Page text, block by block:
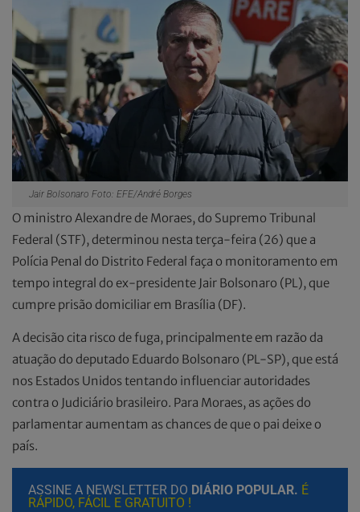
Jair Bolsonaro Foto: EFE/André Borges
O ministro Alexandre de Moraes, do Supremo Tribunal
Federal (STF), determinou nesta terça-feira (26) que a
Polícia Penal do Distrito Federal faça o monitoramento em
tempo integral do ex-presidente Jair Bolsonaro (PL), que
cumpre prisão domiciliar em Brasília (DF).
A decisão cita risco de fuga, principalmente em razão da
atuação do deputado Eduardo Bolsonaro (PL-SP), que está
nos Estados Unidos tentando influenciar autoridades
contra o Judiciário brasileiro. Para Moraes, as ações do
parlamentar aumentam as chances de que o pai deixe o
país.
ASSINE A NEWSLETTER DO DIÁRIO POPULAR. É
RÁPIDO, FÁCIL E GRATUITO !